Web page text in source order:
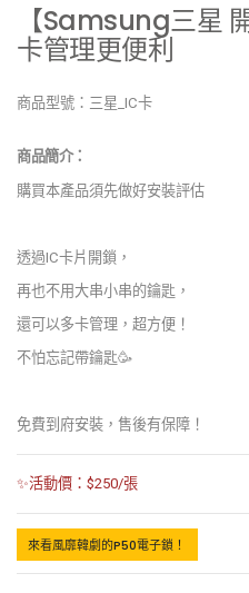
【Samsung三星
卡管理更便利
商品型號：三星_IC卡
商品簡介：
購買本產品須先做好安裝評估
透過IC卡片開鎖，
再也不用大串小串的鑰匙，
還可以多卡管理，超方便！
不怕忘記帶鑰匙🥳
免費到府安裝，售後有保障！
✨活動價：$250/張
來看風靡韓劇的P50電子鎖！